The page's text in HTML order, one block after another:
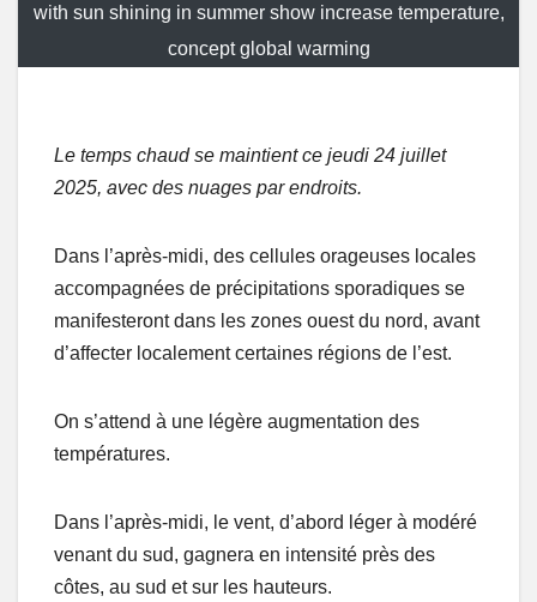
with sun shining in summer show increase temperature,
concept global warming
Le temps chaud se maintient ce jeudi 24 juillet
2025, avec des nuages par endroits.
Dans l’après-midi, des cellules orageuses locales
accompagnées de précipitations sporadiques se
manifesteront dans les zones ouest du nord, avant
d’affecter localement certaines régions de l’est.
On s’attend à une légère augmentation des
températures.
Dans l’après-midi, le vent, d’abord léger à modéré
venant du sud, gagnera en intensité près des
côtes, au sud et sur les hauteurs.